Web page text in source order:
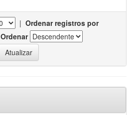
| Ordenar registros por
Ordenar